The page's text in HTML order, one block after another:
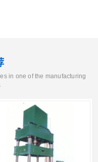
in one of the manufacturing